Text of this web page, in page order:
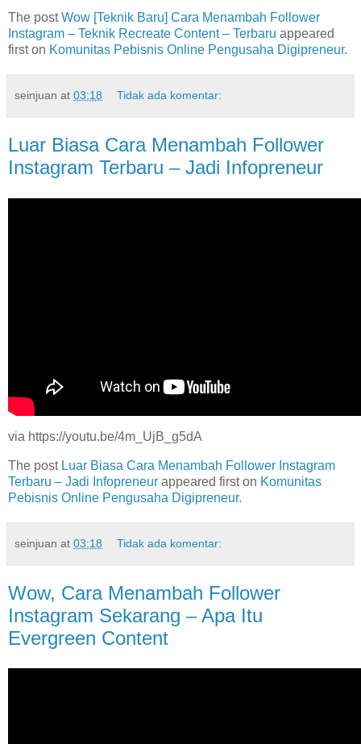
The postWow [Teknik Baru] Cara Menambah Follower
Instagram – Teknik Recreate Content – Terbaru appeared
first on Komunitas Pebisnis Online Pengusaha Digipreneur.
seinjuan at 03:18 Tidak ada komentar:
Luar Biasa Cara Menambah Follower
Instagram Terbaru – Jadi Infopreneur
via https://youtu.be/4m_UjB_g5dA
The post Luar Biasa Cara Menambah Follower Instagram
Terbaru – Jadi Infopreneur appeared first on Komunitas
Pebisnis Online Pengusaha Digipreneur.
seinjuan at 03:18 Tidak ada komentar:
Wow, Cara Menambah Follower
Instagram Sekarang – Apa Itu
Evergreen Content